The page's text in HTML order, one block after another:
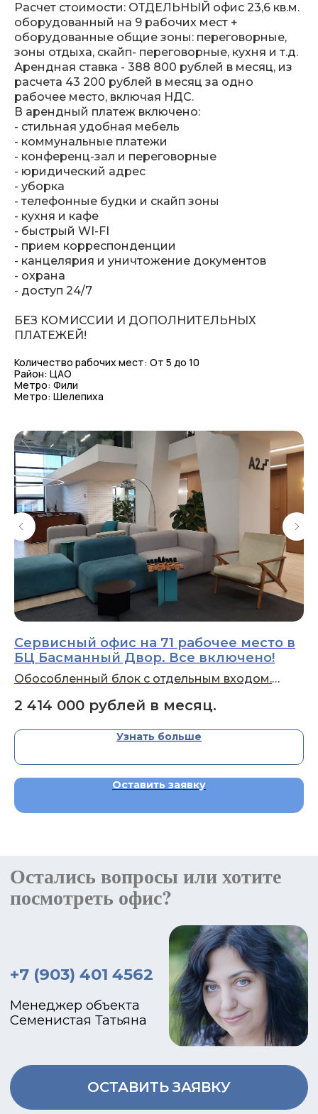
Расчет стоимости: ОТДЕЛЬНЫЙ офис 23,6 кв.м.
оборудованный на 9 рабочих мест +
оборудованные общие зоны: переговорные,
зоны отдыха, скайп- переговорные, кухня и т.д.
Арендная ставка - 388 800 рублей в месяц, из
расчета 43 200 рублей в месяц за одно
рабочее место, включая НДС.
В арендный платеж включено:
- стильная удобная мебель
- коммунальные платежи
- конференц-зал и переговорные
- юридический адрес
- уборка
- телефонные будки и скайп зоны
- кухня и кафе
- быстрый WI-FI
- прием корреспонденции
- канцелярия и уничтожение документов
- охрана
- доступ 24/7
БЕЗ КОМИССИИ И ДОПОЛНИТЕЛЬНЫХ
ПЛАТЕЖЕЙ!
Количество рабочих мест: От 5 до 10
Район: ЦАО
Метро: Фили
Метро: Шелепиха
Сервисный офис на 71 рабочее место в
БЦ Басманный Двор. Все включено!
Обособленный блок с отдельным входом.
2 414 000 рублей в месяц.
Узнать больше
Оставить заявку
ОСТАВИТЬ ЗАЯВКУ
ПОЗВОНИТЬ СЕЙЧАС
посмотреть офис?
+7 (903) 401 4562
Менеджер объекта